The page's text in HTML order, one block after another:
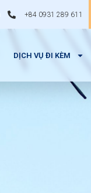
+84 0931 289 611
DỊCH VỤ ĐI KÈM